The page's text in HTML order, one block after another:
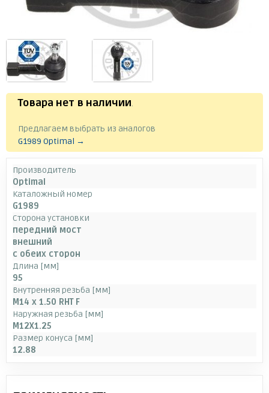
Товара нет в наличии.
Предлагаем выбрать из аналогов
G1989 Optimal →
Производитель
Optimal
Каталожный номер
G1989
Сторона установки
передний мост
внешний
с обеих сторон
Длина [мм]
95
Внутренняя резьба [мм]
M14 x 1.50 RHT F
Наружная резьба [мм]
M12X1.25
Размер конуса [мм]
12.88